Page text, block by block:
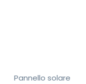
Pannello solare